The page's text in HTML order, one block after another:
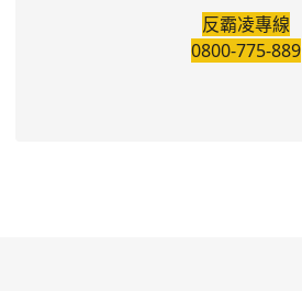
反霸凌專線
0800-775-889